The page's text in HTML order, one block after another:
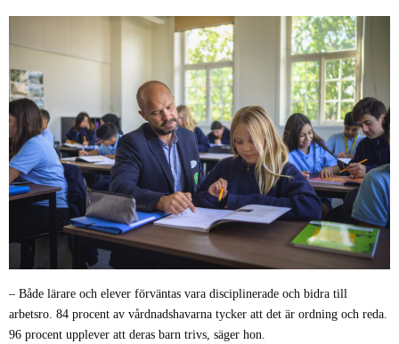
– Både lärare och elever förväntas vara disciplinerade och bidra till
arbetsro. 84 procent av vårdnadshavarna tycker att det är ordning och reda.
96 procent upplever att deras barn trivs, säger hon.